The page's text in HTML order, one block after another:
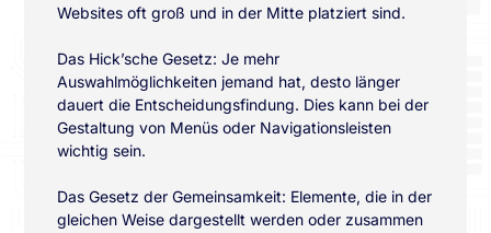
Websites oft groß und in der Mitte platziert sind.
Das Hick’sche Gesetz: Je mehr
Auswahlmöglichkeiten jemand hat, desto länger
dauert die Entscheidungsfindung. Dies kann bei der
Gestaltung von Menüs oder Navigationsleisten
wichtig sein.
Das Gesetz der Gemeinsamkeit: Elemente, die in der
gleichen Weise dargestellt werden oder zusammen